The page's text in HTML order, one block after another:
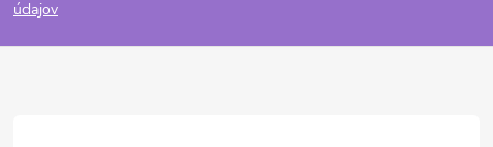
údajov